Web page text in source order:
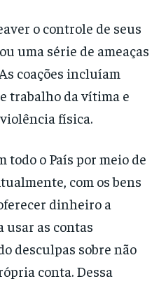
o controle de seus
uma série de ameaças
coações incluíam
trabalho da vítima e
física.
todo o País por meio de
com os bens
dinheiro a
usar as contas
desculpas sobre não
conta. Dessa